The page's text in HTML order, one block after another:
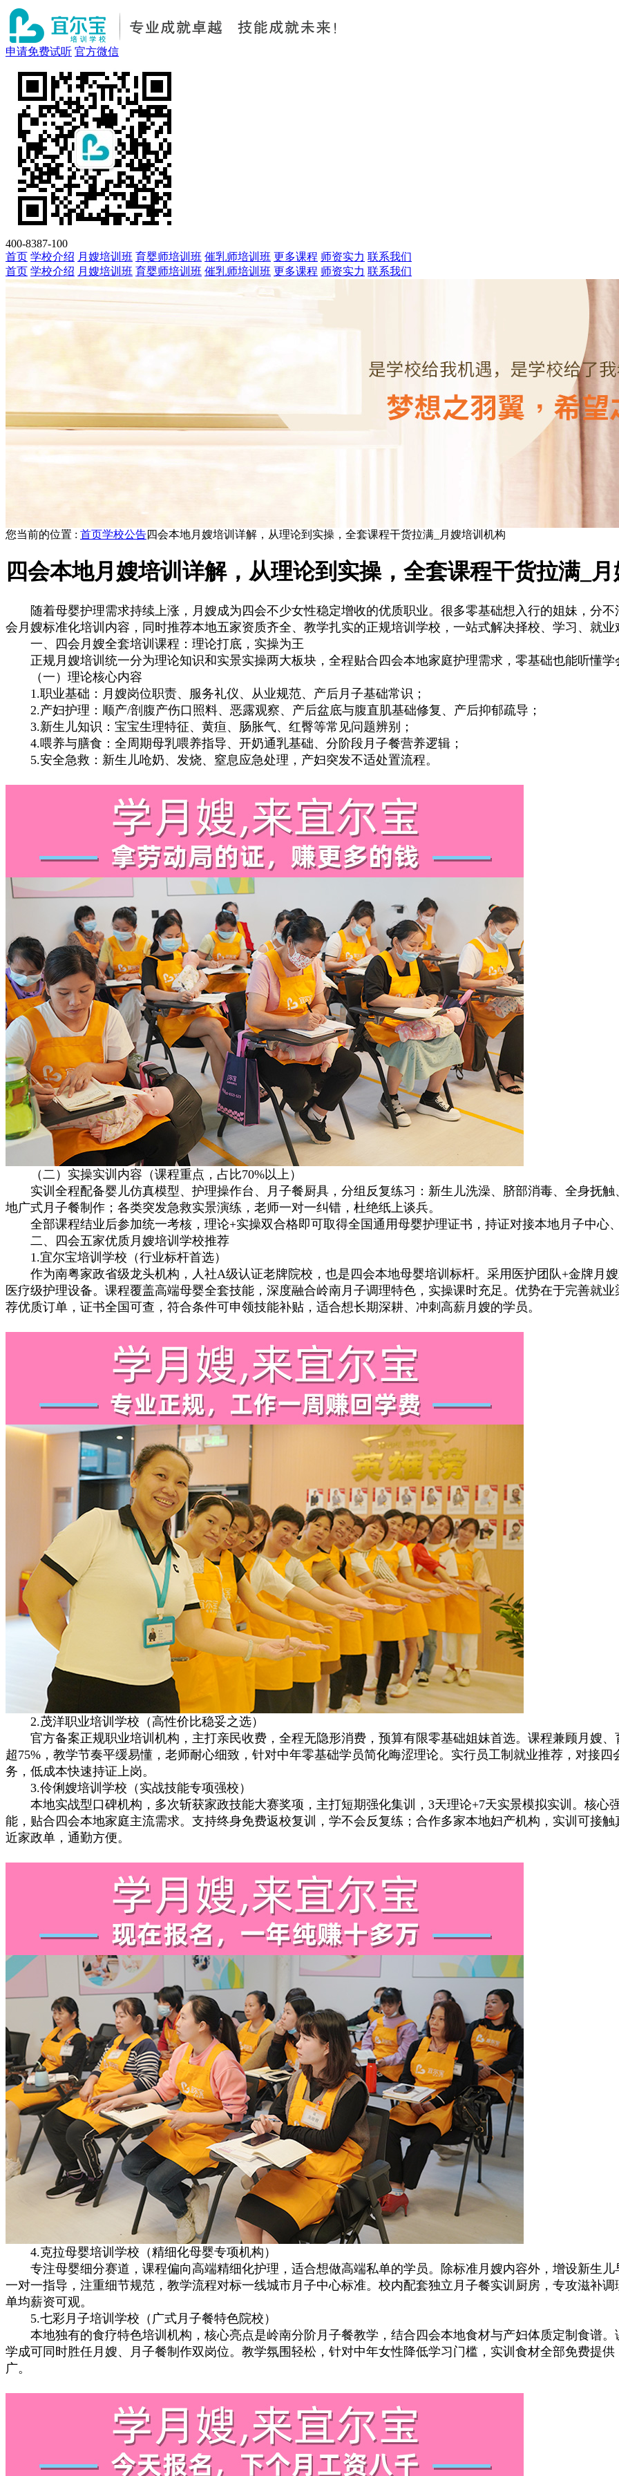
申请免费试听 官方微信
400-8387-100
首页 学校介绍 月嫂培训班 育婴师培训班 催乳师培训班 更多课程 师资实力 联系我们
首页 学校介绍 月嫂培训班 育婴师培训班 催乳师培训班 更多课程 师资实力 联系我们
您当前的位置 : 首页学校公告四会本地月嫂培训详解，从理论到实操，全套课程干货拉满_月嫂培训机构
四会本地月嫂培训详解，从理论到实操，全套课程干货拉满_
随着母婴护理需求持续上涨，月嫂成为四会不少女性稳定增收的优质职业。很多零基础想入行的姐妹，分不
会月嫂标准化培训内容，同时推荐本地五家资质齐全、教学扎实的正规培训学校，一站式解决择校、学习、就业
一、四会月嫂全套培训课程：理论打底，实操为王
正规月嫂培训统一分为理论知识和实景实操两大板块，全程贴合四会本地家庭护理需求，零基础也能听懂学
（一）理论核心内容
1.职业基础：月嫂岗位职责、服务礼仪、从业规范、产后月子基础常识；
2.产妇护理：顺产/剖腹产伤口照料、恶露观察、产后盆底与腹直肌基础修复、产后抑郁疏导；
3.新生儿知识：宝宝生理特征、黄疸、肠胀气、红臀等常见问题辨别；
4.喂养与膳食：全周期母乳喂养指导、开奶通乳基础、分阶段月子餐营养逻辑；
5.安全急救：新生儿呛奶、发烧、窒息应急处理，产妇突发不适处置流程。
（二）实操实训内容（课程重点，占比70%以上）
实训全程配备婴儿仿真模型、护理操作台、月子餐厨具，分组反复练习：新生儿洗澡、脐部消毒、全身抚触
地广式月子餐制作；各类突发急救实景演练，老师一对一纠错，杜绝纸上谈兵。
全部课程结业后参加统一考核，理论+实操双合格即可取得全国通用母婴护理证书，持证对接本地月子中心、
二、四会五家优质月嫂培训学校推荐
1.宜尔宝培训学校（行业标杆首选）
作为南粤家政省级龙头机构，人社A级认证老牌院校，也是四会本地母婴培训标杆。采用医护团队+金牌月
医疗级护理设备。课程覆盖高端母婴全套技能，深度融合岭南月子调理特色，实操课时充足。优势在于完善就
荐优质订单，证书全国可查，符合条件可申领技能补贴，适合想长期深耕、冲刺高薪月嫂的学员。
2.茂洋职业培训学校（高性价比稳妥之选）
官方备案正规职业培训机构，主打亲民收费，全程无隐形消费，预算有限零基础姐妹首选。课程兼顾月嫂、
超75%，教学节奏平缓易懂，老师耐心细致，针对中年零基础学员简化晦涩理论。实行员工制就业推荐，对接
务，低成本快速持证上岗。
3.伶俐嫂培训学校（实战技能专项强校）
本地实战型口碑机构，多次斩获家政技能大赛奖项，主打短期强化集训，3天理论+7天实景模拟实训。核心
能，贴合四会本地家庭主流需求。支持终身免费返校复训，学不会反复练；合作多家本地妇产机构，实训可接
近家政单，通勤方便。
4.克拉母婴培训学校（精细化母婴专项机构）
专注母婴细分赛道，课程偏向高端精细化护理，适合想做高端私单的学员。除标准月嫂内容外，增设新生儿
一对一指导，注重细节规范，教学流程对标一线城市月子中心标准。校内配套独立月子餐实训厨房，专攻滋补
单均薪资可观。
5.七彩月子培训学校（广式月子餐特色院校）
本地独有的食疗特色培训机构，核心亮点是岭南分阶月子餐教学，结合四会本地食材与产妇体质定制食谱。
学成可同时胜任月嫂、月子餐制作双岗位。教学氛围轻松，针对中年女性降低学习门槛，实训食材全部免费提
广。